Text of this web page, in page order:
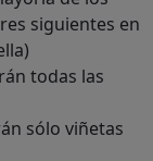
siguientes en
todas las
sólo viñetas